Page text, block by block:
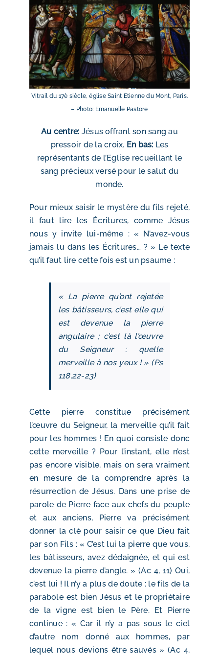
Vitrail du 17è siècle, église Saint Etienne du Mont, Paris.
– Photo: Emanuelle Pastore
Au centre: Jésus offrant son sang au
pressoir de la croix. En bas: Les
représentants de l’Eglise recueillant le
sang précieux versé pour le salut du
monde.
Pour mieux saisir le mystère du fils rejeté,
il faut lire les Écritures, comme Jésus
nous y invite lui-même : « N’avez-vous
jamais lu dans les Écritures… ? » Le texte
qu’il faut lire cette fois est un psaume :
« La pierre qu’ont rejetée
les bâtisseurs, c’est elle qui
est devenue la pierre
angulaire ; c’est là l’œuvre
du Seigneur : quelle
merveille à nos yeux ! » (Ps
118,22-23)
Cette pierre constitue précisément
l’œuvre du Seigneur, la merveille qu’il fait
pour les hommes ! En quoi consiste donc
cette merveille ? Pour l’instant, elle n’est
pas encore visible, mais on sera vraiment
en mesure de la comprendre après la
résurrection de Jésus. Dans une prise de
parole de Pierre face aux chefs du peuple
et aux anciens, Pierre va précisément
donner la clé pour saisir ce que Dieu fait
par son Fils : « C’est lui la pierre que vous,
les bâtisseurs, avez dédaignée, et qui est
devenue la pierre d’angle. » (Ac 4, 11) Oui,
c’est lui ! Il n’y a plus de doute : le fils de la
parabole est bien Jésus et le propriétaire
de la vigne est bien le Père. Et Pierre
continue : « Car il n’y a pas sous le ciel
d’autre nom donné aux hommes, par
lequel nous devions être sauvés » (Ac 4,